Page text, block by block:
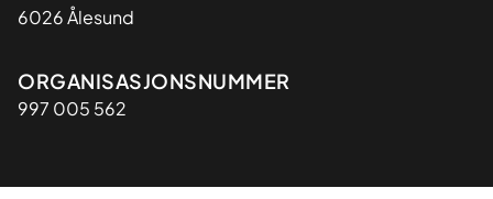
6026 Ålesund
Organisasjon
ORGANISASJONSNUMMER
997 005 562